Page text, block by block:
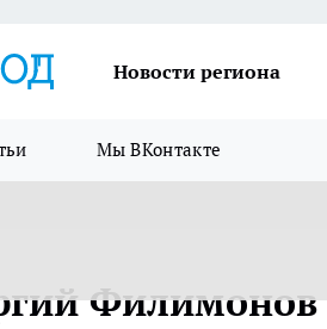
Новости региона
Мы ВКонтакте